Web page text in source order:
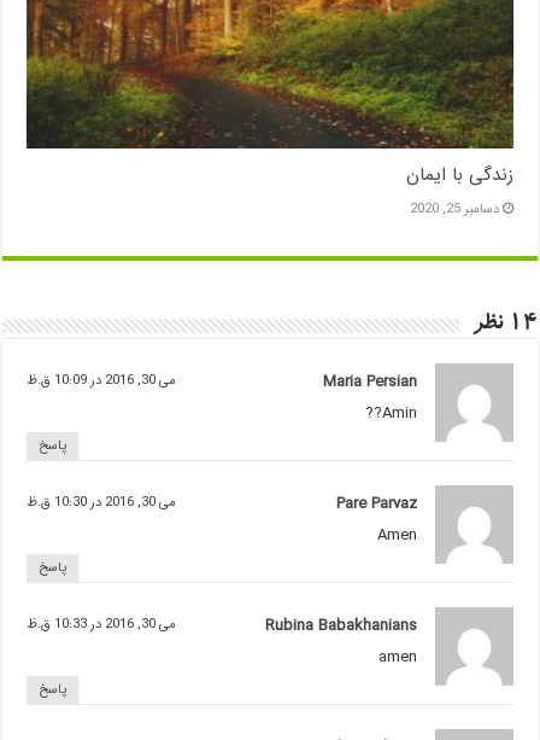
زندگی با ایمان
دسامبر 25, 2020
14 نظر
Maria Persian می 30, 2016 در 10:09 ق.ظ
Amin??
پاسخ
Pare Parvaz می 30, 2016 در 10:30 ق.ظ
Amen
پاسخ
Rubina Babakhanians می 30, 2016 در 10:33 ق.ظ
amen
پاسخ